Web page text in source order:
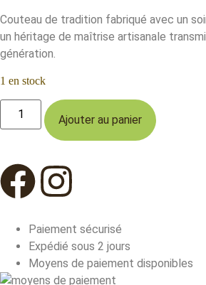
Couteau de tradition fabriqué avec un
un héritage de maîtrise artisanale
génération.
1 en stock
Ajouter au panier
Paiement sécurisé
Expédié sous 2 jours
Moyens de paiement disponibles